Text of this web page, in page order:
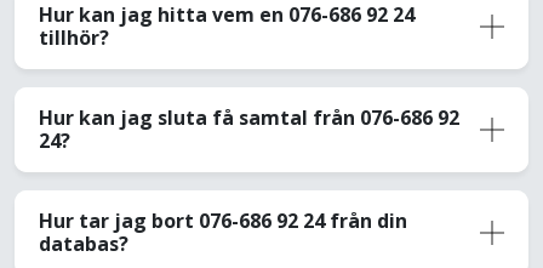
Hur kan jag hitta vem en 076-686 92 24
tillhör?
Hur kan jag sluta få samtal från 076-686 92
24?
Hur tar jag bort 076-686 92 24 från din
databas?